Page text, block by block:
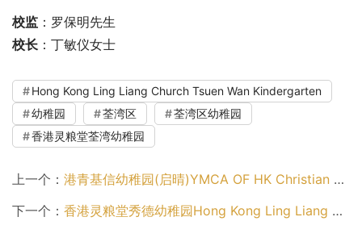
校监 ：罗保明先生
校长 ：丁敏仪女士
Hong Kong Ling Liang Church Tsuen Wan Kindergarten
幼稚园
荃湾区
荃湾区幼稚园
香港灵粮堂荃湾幼稚园
上一个： 港青基信幼稚园(启晴)YMCA OF HK Christian Kindergarten (Kai Ching)（九龙城区幼稚园）
下一个： 香港灵粮堂秀德幼稚园Hong Kong Ling Liang Church Sau Tak Kindergarten（深水埗区幼稚园）